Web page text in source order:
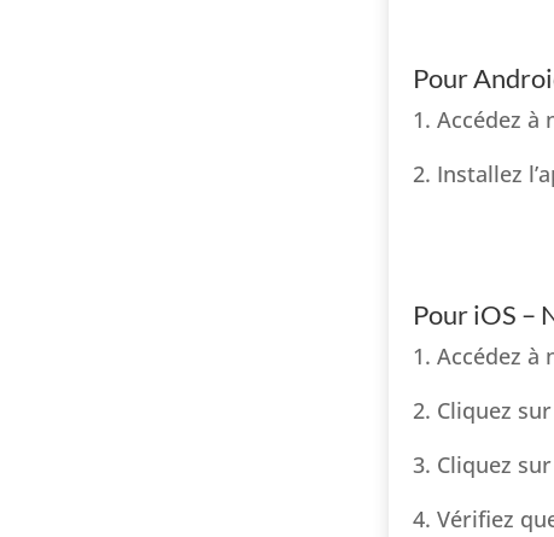
Pour
1. Accédez
2. Installez
Pour iOS –
1. Accédez
2. Cliquez
3. Cliquez sur
4. Vérifiez